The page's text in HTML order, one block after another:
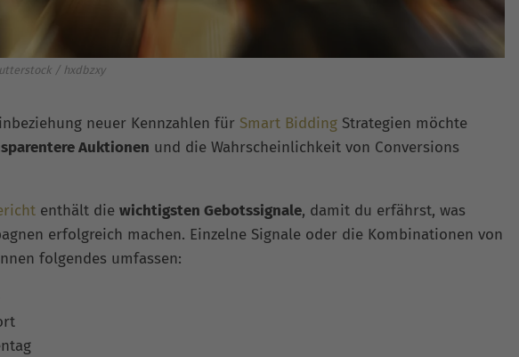
/ hxdbzxy
neuer Kennzahlen für Smart Bidding Strategien möchte
Auktionen und die Wahrscheinlichkeit von Conversions
enthält die wichtigsten Gebotssignale, damit du erfährst, was
erfolgreich machen. Einzelne Signale oder die Kombinationen von
folgendes umfassen: